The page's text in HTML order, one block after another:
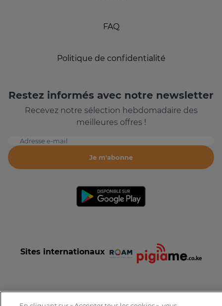
FAQ
Politique de confidentialité
Restez informés avec notre newsletter
Recevez notre sélection hebdomadaire des
meilleures offres !
Adresse e-mail
Je m'abonne
Sites internationaux